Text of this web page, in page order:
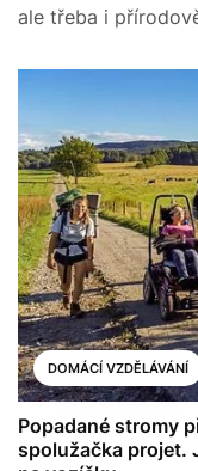
ale třeba i
DOMÁCÍ VZDĚLÁVÁNÍ
Popadané stromy
spolužačka projet.